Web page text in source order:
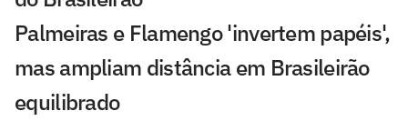
Palmeiras e Flamengo 'invertem papéis',
mas ampliam distância em Brasileirão
equilibrado